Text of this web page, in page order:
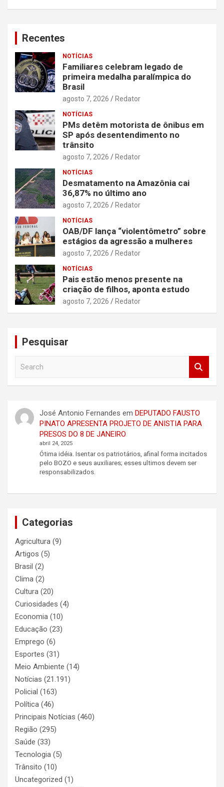
Recentes
NOTÍCIAS
Familiares celebram legado de
primeira medalha paralímpica do
Brasil
agosto 7, 2026 Redator
NOTÍCIAS
PMs detêm motorista de ônibus em
SP após desentendimento no
trânsito
agosto 7, 2026 Redator
NOTÍCIAS
Desmatamento na Amazônia cai
36,87% no último ano
agosto 7, 2026 Redator
NOTÍCIAS
OAB/DF lança “violentômetro” sobre
estágios da agressão a mulheres
agosto 7, 2026 Redator
NOTÍCIAS
Pais estão menos presente na
criação de filhos, aponta estudo
agosto 7, 2026 Redator
Pesquisar
h
José Antonio Fernandes em DEPUTADO FAUSTO
PINATO APRESENTA PROJETO DE ANISTIA PARA
PRESOS DO 8 DE JANEIRO
abril 24, 2025
Ótima idéia. Isentar os patriotários, afinal forma incitados
pelo BOZO e seus auxiliares; esses ultimos devem ser
responsabilizados.
Categorias
Agricultura (9)
Artigos (5)
Brasil (2)
Clima (2)
Cultura (20)
Curiosidades (4)
Economia (10)
Educação (23)
Emprego (6)
Esportes (31)
Meio Ambiente (14)
Notícias (21.191)
Policial (163)
Política (46)
Principais Notícias (460)
Região (295)
Saúde (33)
Tecnologia (5)
Trânsito (10)
Uncategorized (1)